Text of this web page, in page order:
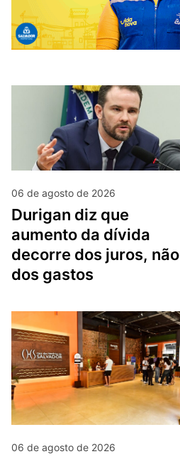
06 de agosto de 2026
durigan diz que
aumento da dívida
decorre dos juros, não
dos gastos
06 de agosto de 2026